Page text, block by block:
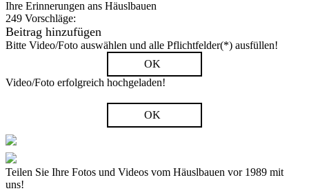
Ihre Erinnerungen ans Häuslbauen
249 Vorschläge:
Beitrag hinzufügen
Bitte Video/Foto auswählen und alle Pflichtfelder(*) ausfüllen!
OK
Video/Foto erfolgreich hochgeladen!
OK
Teilen Sie Ihre Fotos und Videos vom Häuslbauen vor 1989 mit
uns!